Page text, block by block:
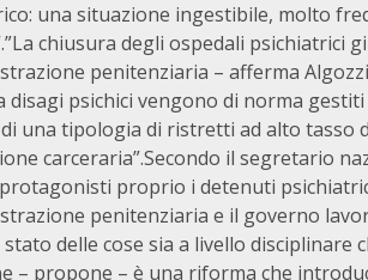
una situazione ingestibile, molto
chiusura degli ospedali
penitenziaria – afferma
disagi psichici vengono di norma
una tipologia di ristretti ad alto tasso
carceraria”.Secondo il segretario
proprio i detenuti
penitenziaria e il governo
delle cose sia a livello disciplinare
– propone – è una riforma che